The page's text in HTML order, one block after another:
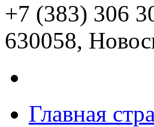
+7 (383) 306
630058,
Главная